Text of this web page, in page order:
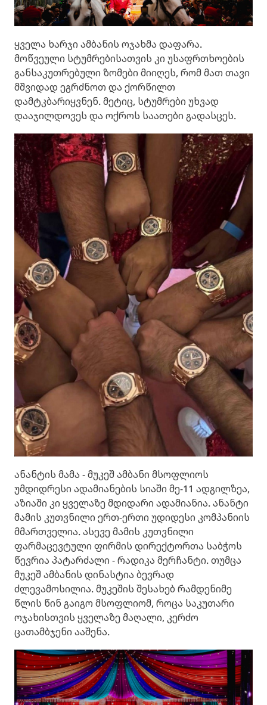
ყველა ხარჯი ამბანის ოჯახმა დაფარა.
მოწვეული სტუმრებისათვის კი უსაფრთხოების
განსაკუთრებული ზომები მიიღეს, რომ მათ თავი
მშვიდად ეგრძნოთ და ქორწილთ
დამტკბარიყვნენ. მეტიც, სტუმრები უხვად
დააჯილდოვეს და ოქროს საათები გადასცეს.
ანანტის მამა - მუკეშ ამბანი მსოფლიოს
უმდიდრესი ადამიანების სიაში მე-11 ადგილზეა,
აზიაში კი ყველაზე მდიდარი ადამიანია. ანანტი
მამის კუთვნილი ერთ-ერთი უდიდესი კომპანიის
მმართველია. ასევე მამის კუთვნილი
ფარმაცევტული ფირმის დირექტორთა საბჭოს
წევრია პატარძალი - რადიკა მერჩანტი. თუმცა
მუკეშ ამბანის დინასტია ბევრად
ძლევამოსილია. მუკეშის შესახებ რამდენიმე
წლის წინ გაიგო მსოფლიომ, როცა საკუთარი
ოჯახისთვის ყველაზე მაღალი, კერძო
ცათამბჯენი ააშენა.